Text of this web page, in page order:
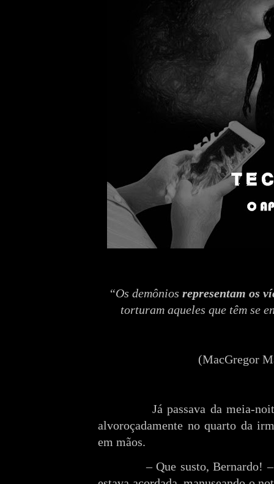
“Os demônios representam os
torturam aqueles que têm se
(MacGregor
Já passava da meia-
alvoroçadamente no quarto da
em mãos.
– Que susto, Bernardo!